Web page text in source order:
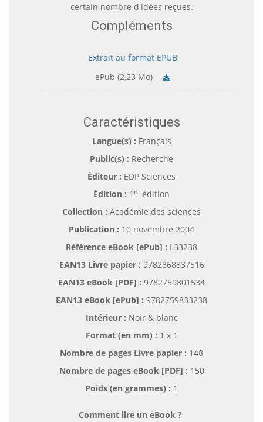
certain nombre d'idées reçues.
Compléments
Extrait au format EPUB
ePub (2,23 Mo)
Caractéristiques
Langue(s) : Français
Public(s) : Recherche
Éditeur : EDP Sciences
Édition : 1 re édition
Collection : Académie des sciences
Publication : 10 novembre 2004
Référence eBook [ePub] : L33238
EAN13 Livre papier : 9782868837516
EAN13 eBook [PDF] : 9782759801534
EAN13 eBook [ePub] : 9782759833238
Intérieur : Noir & blanc
Format (en mm) : 1 x 1
Nombre de pages Livre papier : 148
Nombre de pages eBook [PDF] : 150
Poids (en grammes) : 1
Comment lire un eBook ?